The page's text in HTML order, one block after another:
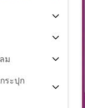
ม
ระปุก